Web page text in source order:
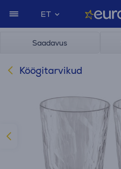
ET
Saadavus
Köögitarvikud